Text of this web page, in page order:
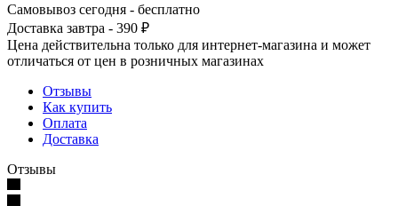
Самовывоз сегодня - бесплатно
Доставка завтра - 390 ₽
Цена действительна только для интернет-магазина и может
отличаться от цен в розничных магазинах
Отзывы
Как купить
Оплата
Доставка
Отзывы